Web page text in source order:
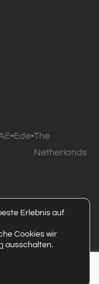
•Ede•The
Netherlands
•Privacy
Erlebnis auf
Cookies wir
ausschalten.